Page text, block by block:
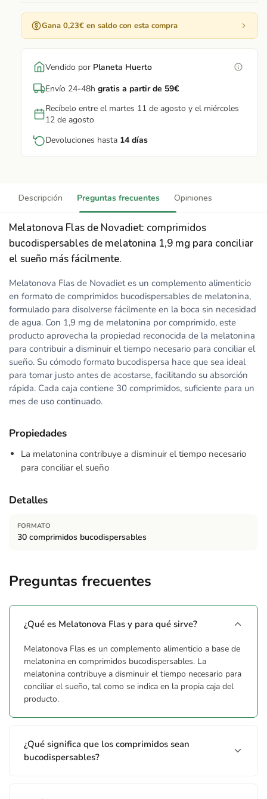
Gana 0,23€ en saldo con esta compra
Vendido por Planeta Huerto
Envío 24-48h gratis a partir de 59€
Recíbelo entre el martes 11 de agosto y el miércoles
12 de agosto
Devoluciones hasta 14 días
Descripción Preguntas frecuentes Opiniones
Melatonova Flas de Novadiet: comprimidos
bucodispersables de melatonina 1,9 mg para conciliar
el sueño más fácilmente.
Melatonova Flas de Novadiet es un complemento alimenticio
en formato de comprimidos bucodispersables de melatonina,
formulado para disolverse fácilmente en la boca sin necesidad
de agua. Con 1,9 mg de melatonina por comprimido, este
producto aprovecha la propiedad reconocida de la melatonina
para contribuir a disminuir el tiempo necesario para conciliar el
sueño. Su cómodo formato bucodispersa hace que sea ideal
para tomar justo antes de acostarse, facilitando su absorción
rápida. Cada caja contiene 30 comprimidos, suficiente para un
mes de uso continuado.
Propiedades
La melatonina contribuye a disminuir el tiempo necesario
para conciliar el sueño
Detalles
FORMATO
30 comprimidos bucodispersables
Preguntas frecuentes
¿Qué es Melatonova Flas y para qué sirve?
Melatonova Flas es un complemento alimenticio a base de
melatonina en comprimidos bucodispersables. La
melatonina contribuye a disminuir el tiempo necesario para
conciliar el sueño, tal como se indica en la propia caja del
producto.
¿Qué significa que los comprimidos sean
bucodispersables?